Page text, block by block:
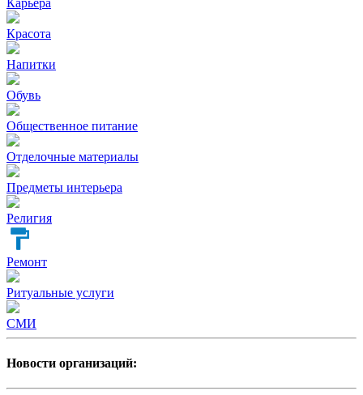
Красота
Напитки
Обувь
Общественное питание
Отделочные материалы
Предметы интерьера
Религия
Ремонт
Ритуальные услуги
СМИ
Новости организаций: